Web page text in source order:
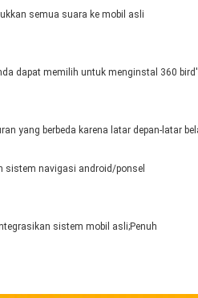
semua suara ke mobil asli
dapat memilih untuk menginstal 360
yang berbeda karena latar depan-latar
sistem navigasi android/ponsel
sistem mobil asli;Penuh